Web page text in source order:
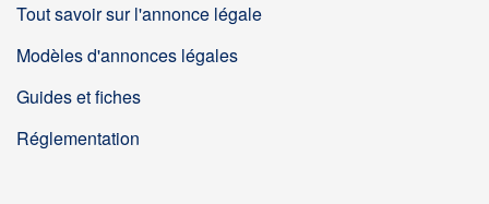
Tout savoir sur l'annonce légale
Modèles d'annonces légales
Guides et fiches
Réglementation